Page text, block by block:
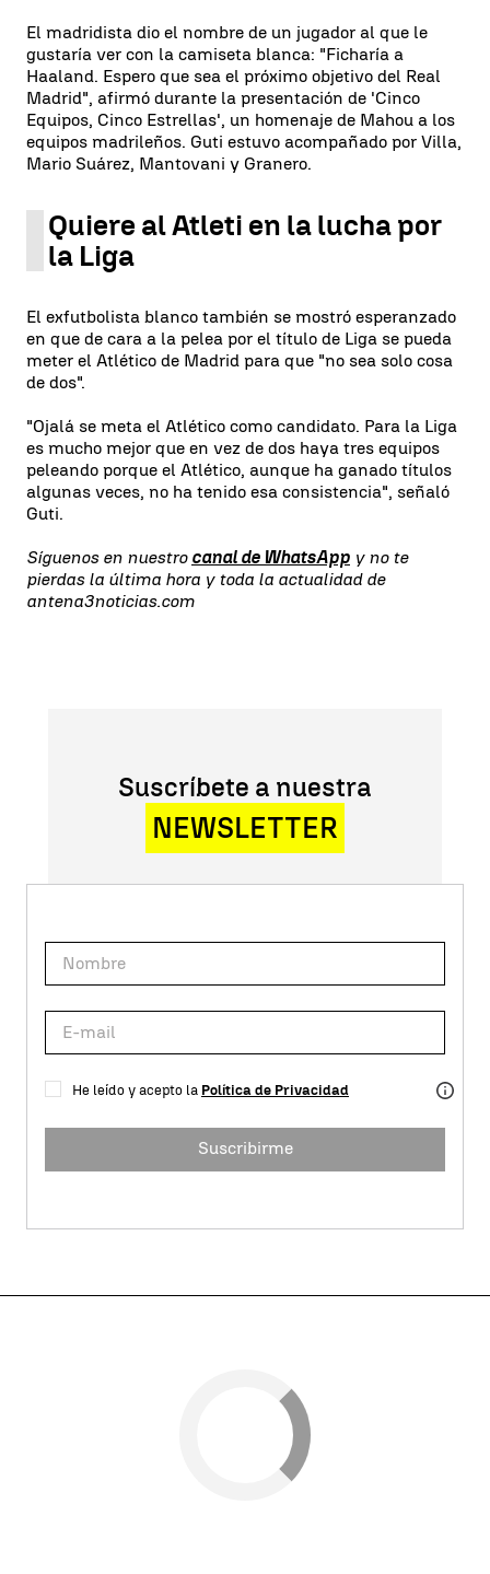
El madridista dio el nombre de un jugador al que le
gustaría ver con la camiseta blanca: "Ficharía a
Haaland. Espero que sea el próximo objetivo del Real
Madrid", afirmó durante la presentación de 'Cinco
Equipos, Cinco Estrellas', un homenaje de Mahou a los
equipos madrileños. Guti estuvo acompañado por Villa,
Mario Suárez, Mantovani y Granero.
Quiere al Atleti en la lucha por
la Liga
El exfutbolista blanco también se mostró esperanzado
en que de cara a la pelea por el título de Liga se pueda
meter el Atlético de Madrid para que "no sea solo cosa
de dos".
"Ojalá se meta el Atlético como candidato. Para la Liga
es mucho mejor que en vez de dos haya tres equipos
peleando porque el Atlético, aunque ha ganado títulos
algunas veces, no ha tenido esa consistencia", señaló
Guti.
Síguenos en nuestro canal de WhatsApp y no te
pierdas la última hora y toda la actualidad de
antena3noticias.com
Suscríbete a nuestra
NEWSLETTER
He leído y acepto la Política de Privacidad
Suscribirme